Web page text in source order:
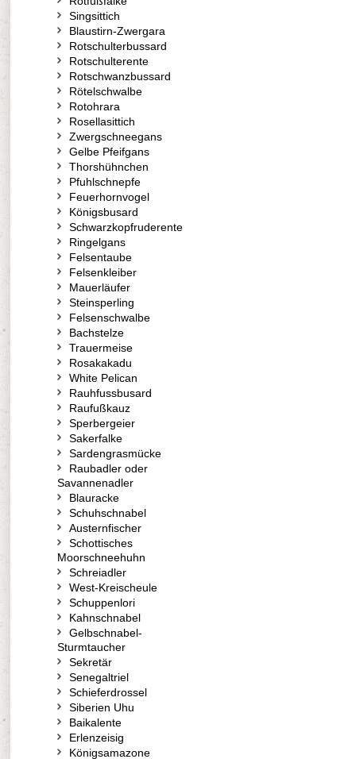
Singsittich
Blaustirn-Zwergara
Rotschulterbussard
Rotschulterente
Rotschwanzbussard
Rötelschwalbe
Rotohrara
Rosellasittich
Zwergschneegans
Gelbe Pfeifgans
Thorshühnchen
Pfuhlschnepfe
Feuerhornvogel
Königsbusard
Schwarzkopfruderente
Ringelgans
Felsentaube
Felsenkleiber
Mauerläufer
Steinsperling
Felsenschwalbe
Bachstelze
Trauermeise
Rosakakadu
White Pelican
Rauhfussbusard
Raufußkauz
Sperbergeier
Sakerfalke
Sardengrasmücke
Raubadler oder
Savannenadler
Blauracke
Schuhschnabel
Austernfischer
Schottisches
Moorschneehuhn
Schreiadler
West-Kreischeule
Schuppenlori
Kahnschnabel
Gelbschnabel-
Sturmtaucher
Sekretär
Senegaltriel
Schieferdrossel
Siberien Uhu
Baikalente
Erlenzeisig
Königsamazone